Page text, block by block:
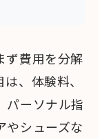
ず費用を分解
、体験料、
パーソナル指
やシューズな